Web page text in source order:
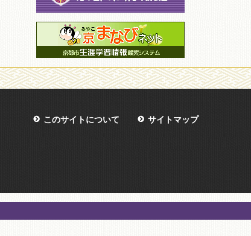
このサイトについて サイトマップ